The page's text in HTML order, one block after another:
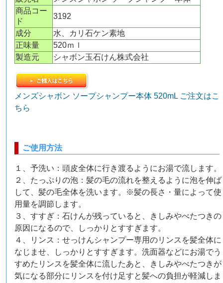
商品コー
ド
3192
成分
水、カリ石ケン素地
正味量
520ｍｌ
製造元
シャボン玉石けん株式会社
メンズシャボン ソープシャンプー本体 520mL ご注文はこ
ちら
ご使用方法
１、予洗い：頭皮全体に行き渡るようにお湯で流します。
２、たっぷりの泡：髪の毛の流れを整えるように泡を伸ば
して、髪の毛全体を洗います。※髪の長さ・量によって使
用量を調節します。
３、すすぎ：石けんが残っていると、きしみやべたつきの
原因になるので、しっかりとすすぎます。
４、リンス：せっけんシャンプー専用のリンスを髪全体に
なじませ、しっかりとすすぎます。洗面器などにお湯でう
すめたリンスを髪全体に流したあと、きしみやべたつきが
気になる部分にリンスを付け足すと髪への負担が軽減しま